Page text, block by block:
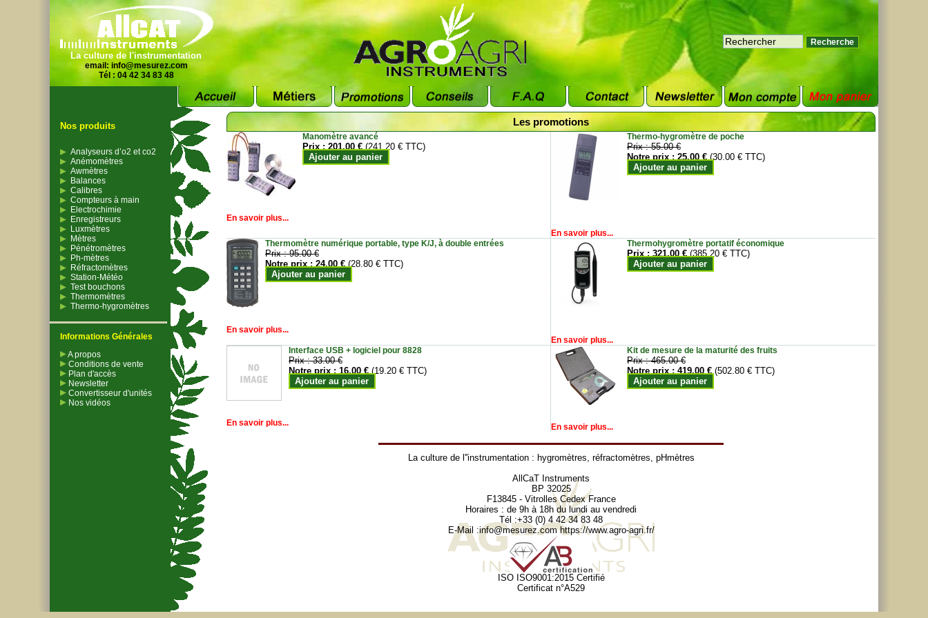
La culture de l'instrumentation
email: info@mesurez.com
Tél : 04 42 34 83 48
Nos produits
Analyseurs d’o2 et co2
Anémomètres
Awmètres
Balances
Calibres
Compteurs à main
Electrochimie
Enregistreurs
Luxmètres
Mètres
Pénétromètres
Ph-mètres
Réfractomètres
Station-Météo
Test bouchons
Thermomètres
Thermo-hygromètres
Informations Générales
A propos
Conditions de vente
Plan d'accès
Newsletter
Convertisseur d'unités
Nos vidéos
Les promotions
Manomètre avancé
Prix :201.00 € (241.20 € TTC)
Ajouter au panier
En savoir plus...
Thermo-hygromètre de poche
Prix :55.00 €
Notre prix :25.00 € (30.00 € TTC)
Ajouter au panier
En savoir plus...
Thermomètre numérique portable, type K/J, à double entrées
Prix :95.00 €
Notre prix :24.00 € (28.80 € TTC)
Ajouter au panier
En savoir plus...
Thermohygromètre portatif économique
Prix :321.00 € (385.20 € TTC)
Ajouter au panier
En savoir plus...
Interface USB + logiciel pour 8828
Prix :33.00 €
Notre prix :16.00 € (19.20 € TTC)
Ajouter au panier
En savoir plus...
Kit de mesure de la maturité des fruits
Prix :465.00 €
Notre prix :419.00 € (502.80 € TTC)
Ajouter au panier
En savoir plus...
La culture de l''instrumentation : hygromètres, réfractomètres, pHmètres
AllCaT Instruments
BP 32025
F13845 - Vitrolles Cedex France
Horaires : de 9h à 18h du lundi au vendredi
Tél :+33 (0) 4 42 34 83 48
E-Mail :info@mesurez.com https://www.agro-agri.fr/
ISO ISO9001:2015 Certifié
Certificat n°A529